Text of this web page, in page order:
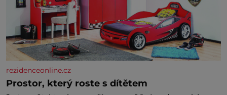
rezidenceonline.cz
Prostor, který roste s dítětem